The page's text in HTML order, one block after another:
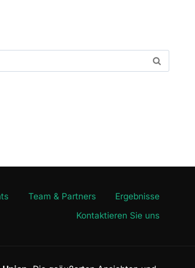
Team & Partners
Ergebnisse
Kontaktieren Sie uns